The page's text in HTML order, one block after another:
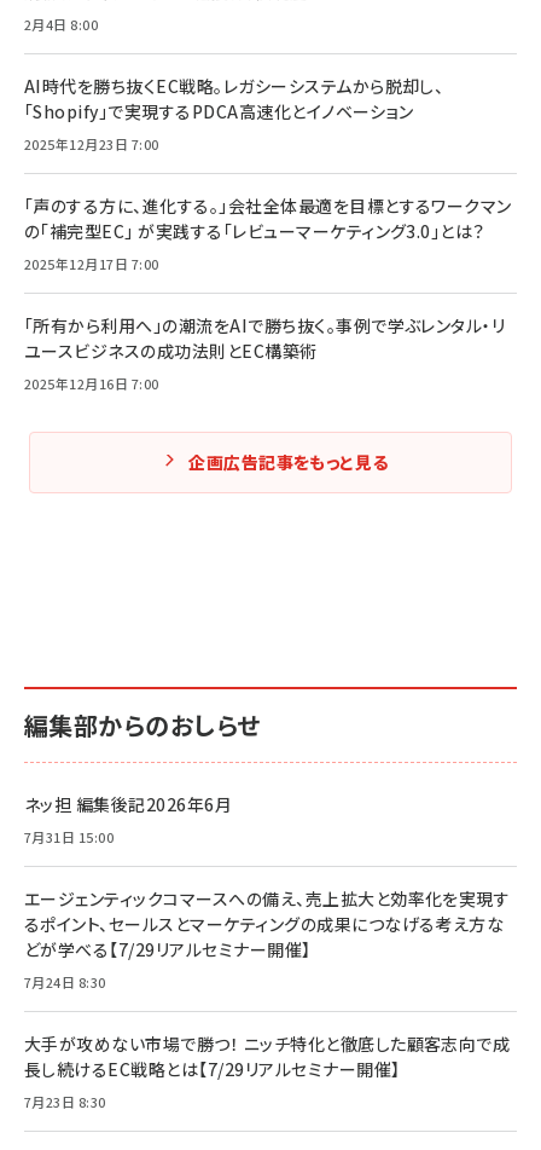
2月4日 8:00
AI時代を勝ち抜くEC戦略。レガシーシステムから脱却し、
「Shopify」で実現するPDCA高速化とイノベーション
2025年12月23日 7:00
「声のする方に、進化する。」会社全体最適を目標とするワークマン
の「補完型EC」 が実践する「レビューマーケティング3.0」とは？
2025年12月17日 7:00
「所有から利用へ」の潮流をAIで勝ち抜く。事例で学ぶレンタル・リ
ユースビジネスの成功法則とEC構築術
2025年12月16日 7:00
企画広告記事をもっと見る
編集部からのおしらせ
ネッ担 編集後記2026年6月
7月31日 15:00
エージェンティックコマースへの備え、売上拡大と効率化を実現す
るポイント、セールスとマーケティングの成果につなげる考え方な
どが学べる【7/29リアルセミナー開催】
7月24日 8:30
大手が攻めない市場で勝つ！ ニッチ特化と徹底した顧客志向で成
長し続けるEC戦略とは【7/29リアルセミナー開催】
7月23日 8:30